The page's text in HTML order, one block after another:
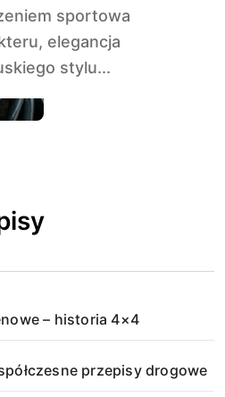
sportowa
elegancja
stylu...
– historia 4×4
przepisy drogowe